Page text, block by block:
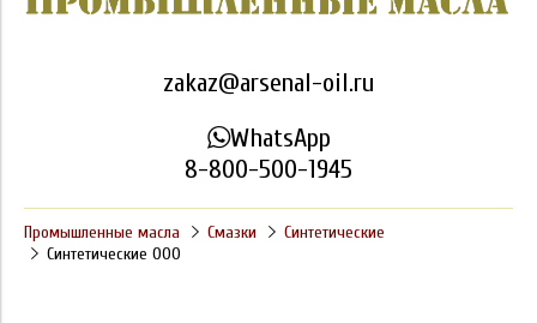
zakaz@arsenal-oil.ru
WhatsApp
8-800-500-1945
Промышленные масла Смазки
Синтетические
Синтетические 000